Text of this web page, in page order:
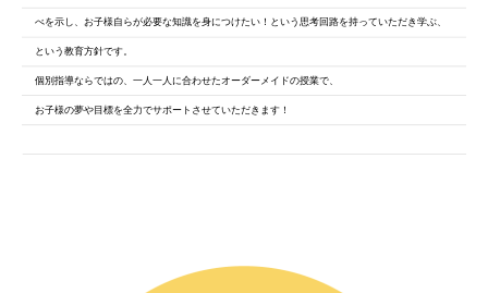
べを示し、お子様自らが必要な知識を身につけたい！という思考回路を持っていただき学ぶ、
という教育方針です。
個別指導ならではの、一人一人に合わせたオーダーメイドの授業で、
お子様の夢や目標を全力でサポートさせていただきます！